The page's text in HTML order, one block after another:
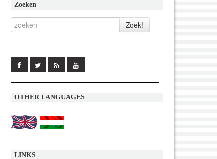
Zoeken
OTHER LANGUAGES
LINKS